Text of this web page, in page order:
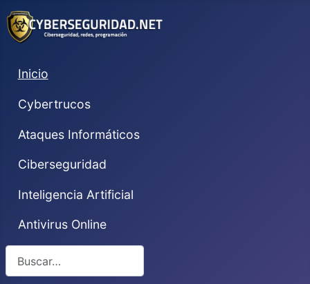
Inicio
Cybertrucos
Ataques Informáticos
Ciberseguridad
Inteligencia Artificial
Antivirus Online